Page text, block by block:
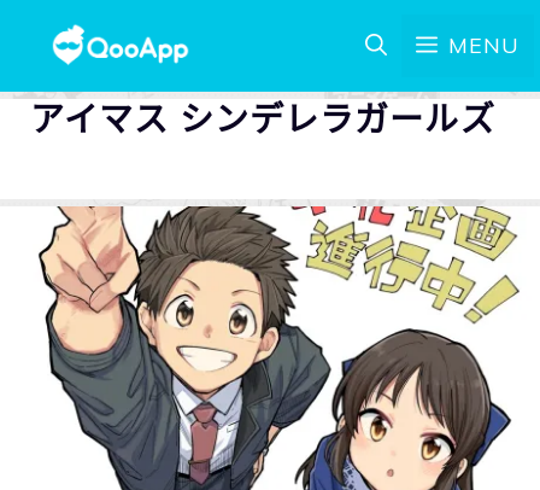
MENU
アイマス シンデレラガールズ